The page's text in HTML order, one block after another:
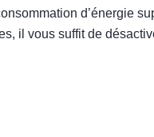
d’énergie
il vous suffit de